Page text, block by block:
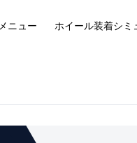
メニュー ホイール装着シミ